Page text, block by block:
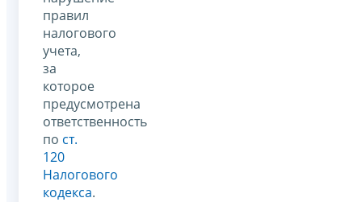
правил
налогового
учета,
за
которое
предусмотрена
ответственность
по ст.
120
Налогового
кодекса.